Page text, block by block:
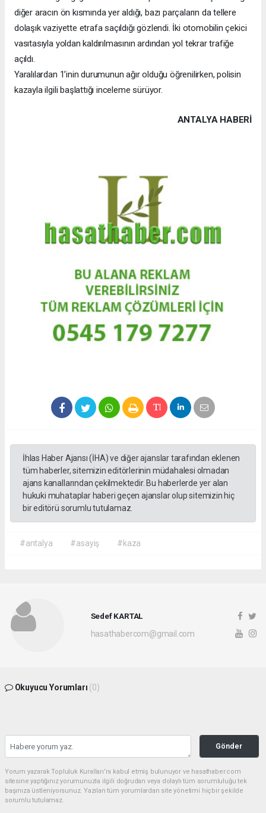
diğer aracın ön kısmında yer aldığı, bazı parçaların da tellere
dolaşık vaziyette etrafa saçıldığı gözlendi. İki otomobilin çekici
vasıtasıyla yoldan kaldırılmasının ardından yol tekrar trafiğe
açıldı.
Yaralılardan 1’inin durumunun ağır olduğu öğrenilirken, polisin
kazayla ilgili başlattığı inceleme sürüyor.
ANTALYA HABERİ
İhlas Haber Ajansı (İHA) ve diğer ajanslar tarafından eklenen
tüm haberler, sitemizin editörlerinin müdahalesi olmadan
ajans kanallarından çekilmektedir. Bu haberlerde yer alan
hukuki muhataplar haberi geçen ajanslar olup sitemizin hiç
bir editörü sorumlu tutulamaz.
#antalya #asayiş #kaza
Sedef KARTAL
hasathabercom@gmail.com
Okuyucu Yorumları (0)
Gönder
Yorum yazarak Topluluk Kuralları’nı kabul etmiş bulunuyor ve hasathaber.com
sitesine yaptığınız yorumunuzla ilgili doğrudan veya dolaylı tüm sorumluluğu tek
başınıza üstleniyorsunuz. Yazılan tüm yorumlardan site yönetimi hiçbir şekilde
sorumlu tutulamaz.